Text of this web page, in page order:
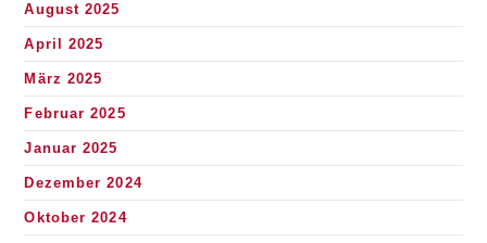
August 2025
April 2025
März 2025
Februar 2025
Januar 2025
Dezember 2024
Oktober 2024